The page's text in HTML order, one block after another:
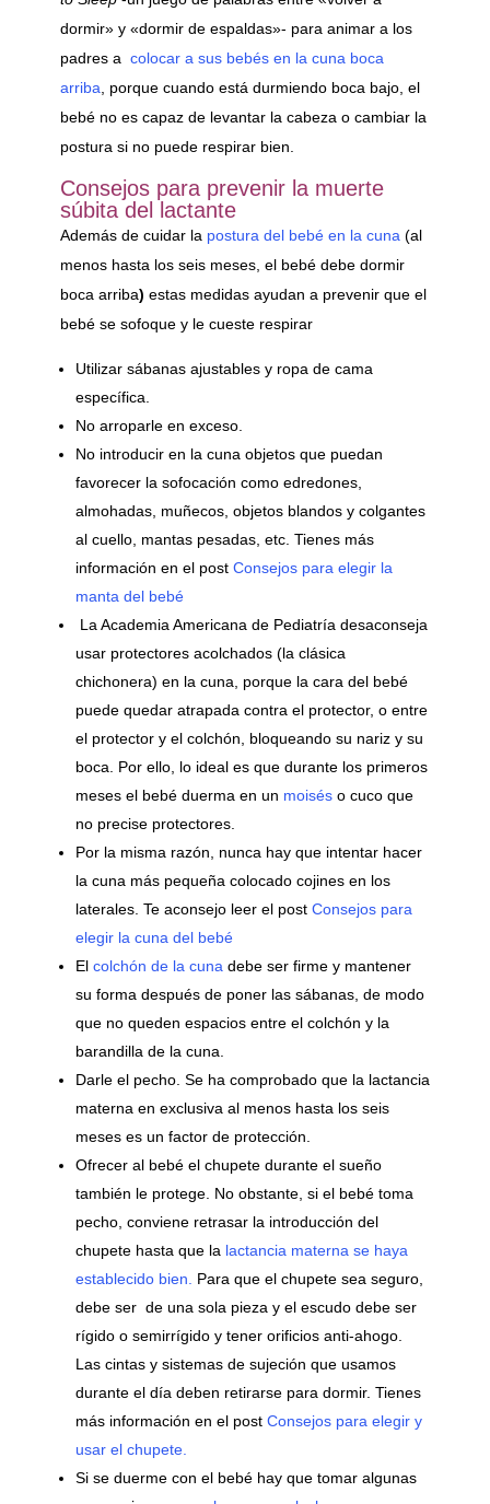
dormir» y «dormir de espaldas»- para animar a los
padres a colocar a sus bebés en la cuna boca
arriba , porque cuando está durmiendo boca bajo, el
bebé no es capaz de levantar la cabeza o cambiar la
postura si no puede respirar bien.
Consejos para prevenir la muerte
súbita del lactante
Además de cuidar la postura del bebé en la cuna (al
menos hasta los seis meses, el bebé debe dormir
boca arriba) estas medidas ayudan a prevenir que el
bebé se sofoque y le cueste respirar
Utilizar sábanas ajustables y ropa de cama
específica.
No arroparle en exceso.
No introducir en la cuna objetos que puedan
favorecer la sofocación como edredones,
almohadas, muñecos, objetos blandos y colgantes
al cuello, mantas pesadas, etc. Tienes más
información en el postConsejos para elegir la
manta del bebé
La Academia Americana de Pediatría desaconseja
usar protectores acolchados (la clásica
chichonera) en la cuna, porque la cara del bebé
puede quedar atrapada contra el protector, o entre
el protector y el colchón, bloqueando su nariz y su
boca. Por ello, lo ideal es que durante los primeros
meses el bebé duerma en un moiséso cuco que
no precise protectores.
Por la misma razón, nunca hay que intentar hacer
la cuna más pequeña colocado cojines en los
laterales. Te aconsejo leer el post Consejos para
elegir la cuna del bebé
El colchón de la cuna debe ser firme y mantener
su forma después de poner las sábanas, de modo
que no queden espacios entre el colchón y la
barandilla de la cuna.
Darle el pecho. Se ha comprobado que la lactancia
materna en exclusiva al menos hasta los seis
meses es un factor de protección.
Ofrecer al bebé el chupete durante el sueño
también le protege. No obstante, si el bebé toma
pecho, conviene retrasar la introducción del
chupete hasta que la lactancia materna se haya
establecido bien. Para que el chupete sea seguro,
debe ser de una sola pieza y el escudo debe ser
rígido o semirrígido y tener orificios anti-ahogo.
Las cintas y sistemas de sujeción que usamos
durante el día deben retirarse para dormir. Tienes
más información en el post Consejos para elegir y
usar el chupete.
Si se duerme con el bebé hay que tomar algunas